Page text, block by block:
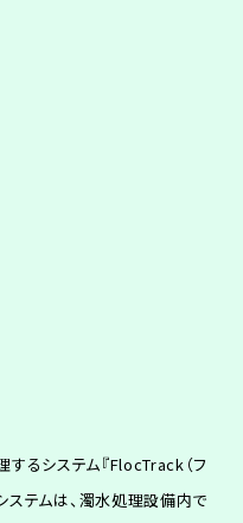
るシステム『FlocTrack（フ
ステムは、濁水処理設備内で